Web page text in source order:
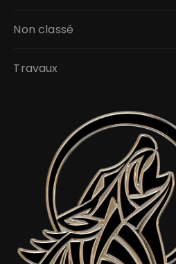
Non classé
Travaux